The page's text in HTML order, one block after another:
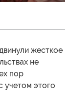
жесткое
не
пор
учетом этого